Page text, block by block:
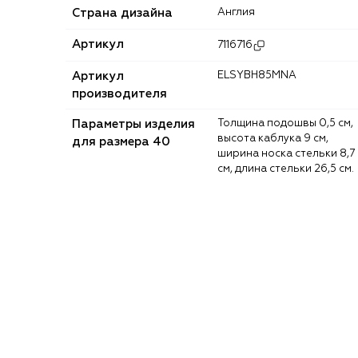
Страна дизайна Англия
Артикул 7116716
Артикул
производителя
ELSYBH85MNA
Параметры изделия
для размера 40
высота каблука 9 см,
ширина носка стельки 8,7
см, длина стельки 26,5 см.